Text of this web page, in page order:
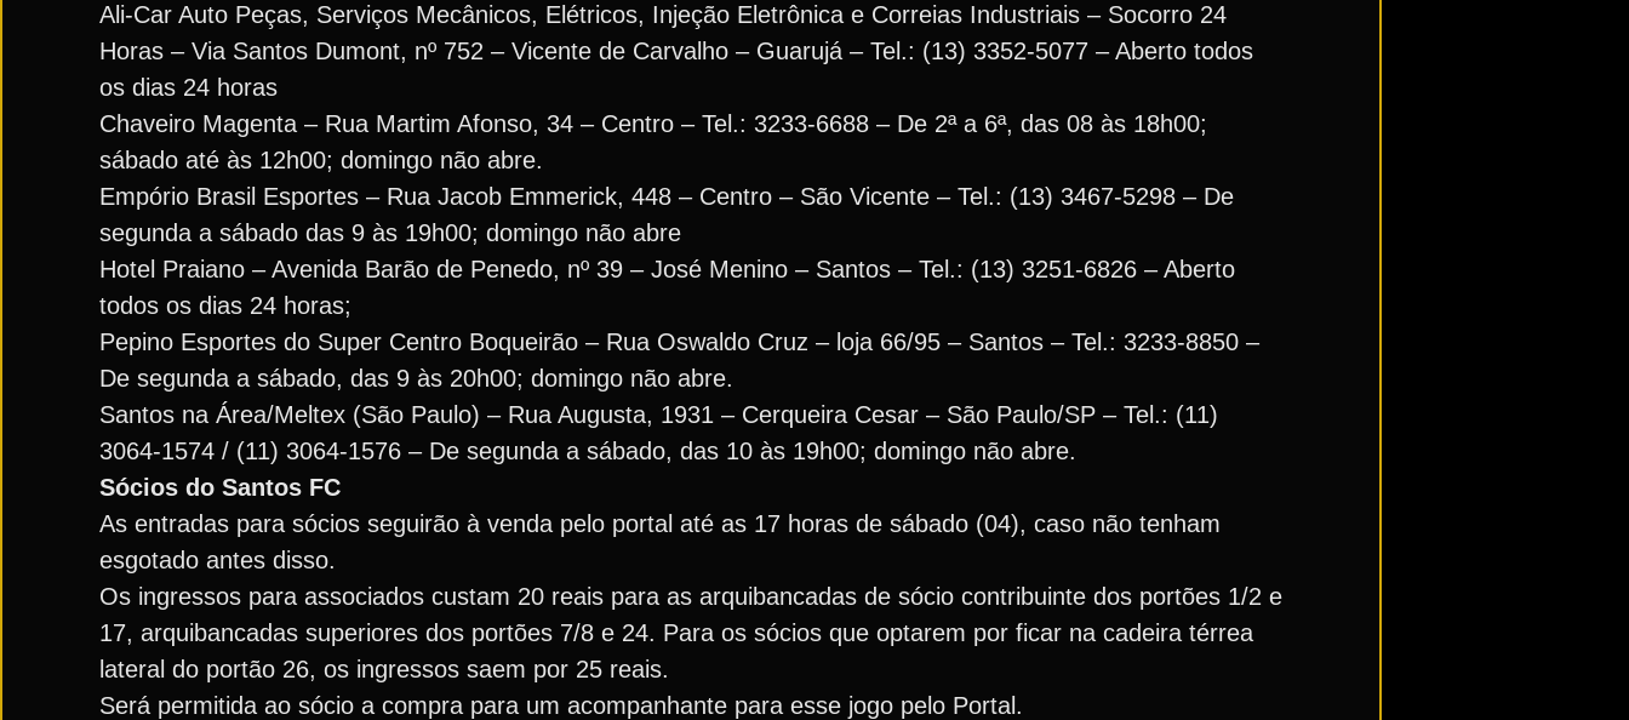
Ali-Car Auto Peças, Serviços Mecânicos, Elétricos, Injeção Eletrônica e Correias Industriais – Socorro 24
Horas – Via Santos Dumont, nº 752 – Vicente de Carvalho – Guarujá – Tel.: (13) 3352-5077 – Aberto todos
os dias 24 horas
Chaveiro Magenta – Rua Martim Afonso, 34 – Centro – Tel.: 3233-6688 – De 2ª a 6ª, das 08 às 18h00;
sábado até às 12h00; domingo não abre.
Empório Brasil Esportes – Rua Jacob Emmerick, 448 – Centro – São Vicente – Tel.: (13) 3467-5298 – De
segunda a sábado das 9 às 19h00; domingo não abre
Hotel Praiano – Avenida Barão de Penedo, nº 39 – José Menino – Santos – Tel.: (13) 3251-6826 – Aberto
todos os dias 24 horas;
Pepino Esportes do Super Centro Boqueirão – Rua Oswaldo Cruz – loja 66/95 – Santos – Tel.: 3233-8850 –
De segunda a sábado, das 9 às 20h00; domingo não abre.
Santos na Área/Meltex (São Paulo) – Rua Augusta, 1931 – Cerqueira Cesar – São Paulo/SP – Tel.: (11)
3064-1574 / (11) 3064-1576 – De segunda a sábado, das 10 às 19h00; domingo não abre.
Sócios do Santos FC
As entradas para sócios seguirão à venda pelo portal até as 17 horas de sábado (04), caso não tenham
esgotado antes disso.
Os ingressos para associados custam 20 reais para as arquibancadas de sócio contribuinte dos portões 1/2 e
17, arquibancadas superiores dos portões 7/8 e 24. Para os sócios que optarem por ficar na cadeira térrea
lateral do portão 26, os ingressos saem por 25 reais.
Será permitida ao sócio a compra para um acompanhante para esse jogo pelo Portal.